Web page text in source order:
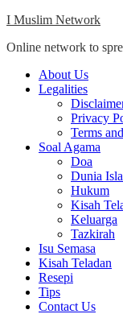
Skip
content
I Muslim Network
Online network to
Close
Menu
About Us
Legalities
Privacy
Terms
Soal Agama
Doa
Dunia
Hukum
Kisah
Keluarga
Tazkirah
Isu Semasa
Kisah Teladan
Resepi
Tips
Contact Us